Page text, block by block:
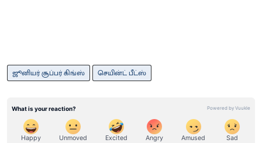
ஜூனியர் சூப்பர் கிங்ஸ் செயின்ட் பீட்ஸ்